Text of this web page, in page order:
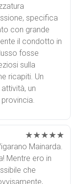
specifica
con grande
il condotto in
fosse
sulla
ricapiti. Un
un
★★★★★
Mainarda.
Mentre ero in
che